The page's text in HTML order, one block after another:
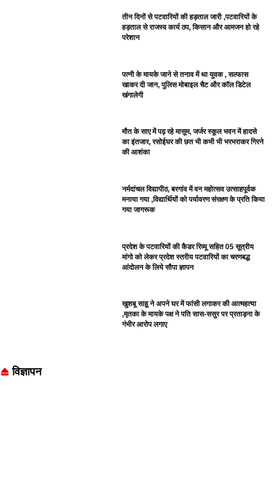
तीन दिनों से पटवारियों की हड़ताल जारी ,पटवारियों के
हड़ताल से राजस्व कार्य ठप, किसान और आमजन हो रहे
परेशान
पत्नी के मायके जाने से तनाव में था युवक , सल्फास
खाकर दी जान, पुलिस मोबाइल चैट और कॉल डिटेल
खंगालेगी
मौत के साए में पढ़ रहे मासूम, जर्जर स्कूल भवन में हादसे
का इंतजार, रसोईघर की छत भी कभी भी भरभराकर गिरने
की आशंका
नर्मदांचल विद्यापीठ, बरगांव में वन महोत्सव उत्साहपूर्वक
मनाया गया ,विद्यार्थियों को पर्यावरण संरक्षण के प्रति किया
गया जागरूक
प्रदेश के पटवारियों की कैडर रिव्यू सहित 05 सूत्रीय
मांगो को लेकर प्रदेश स्तरीय पटवारियों का चरणबद्ध
आंदोलन के लिये सौपा ज्ञापन
खुशबू साहू ने अपने घर में फांसी लगाकर की आत्महत्या
,मृतका के मायके पक्ष ने पति सास-ससुर पर प्रताड़ना के
गंभीर आरोप लगाए
विज्ञापन